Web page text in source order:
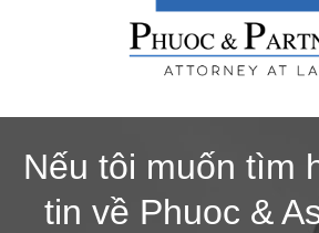
Nếu tôi muốn tìm
tin về Phuoc &